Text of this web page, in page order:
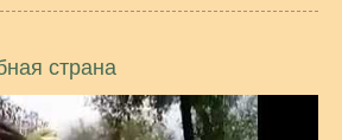
страна